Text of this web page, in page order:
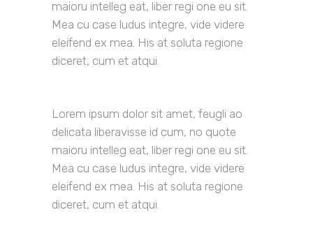
maioru intelleg eat, liber regi one eu sit.
Mea cu case ludus integre, vide videre
eleifend ex mea. His at soluta regione
diceret, cum et atqui.
Lorem ipsum dolor sit amet, feugli ao
delicata liberavisse id cum, no quote
maioru intelleg eat, liber regi one eu sit.
Mea cu case ludus integre, vide videre
eleifend ex mea. His at soluta regione
diceret, cum et atqui.